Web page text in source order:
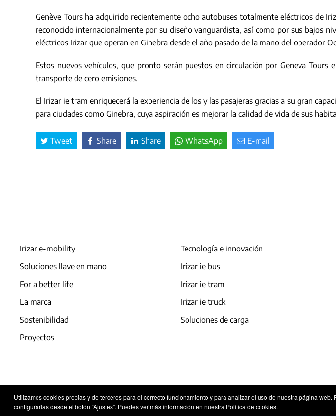
Utilizamos cookies propias y de terceros para el correcto funcionamiento y para analizar el uso de nuestra página
configurarlas desde el botón “Ajustes”. Puedes ver más información en nuestra Política de cookies.
Genève Tours ha adquirido recientemente ocho autobuses totalmente eléctricos de
reconocido internacionalmente por su diseño vanguardista, así como por sus bajos
eléctricos Irizar que operan en Ginebra desde el año pasado de la mano del operador
Estos nuevos vehículos, que pronto serán puestos en circulación por Geneva
transporte de cero emisiones.
El Irizar ie tram enriquecerá la experiencia de los y las pasajeras gracias a su gran
para ciudades como Ginebra, cuya aspiración es mejorar la calidad de vida de sus
Tweet Share Share WhatsApp E-mail
Irizar e-mobility
Soluciones llave en mano
For a better life
La marca
Sostenibilidad
Proyectos
Tecnología e innovación
Irizar ie bus
Irizar ie tram
Irizar ie truck
Soluciones de carga